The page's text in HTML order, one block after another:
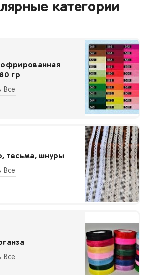
категории
гр
Все
тесьма, шнуры
Все
Все